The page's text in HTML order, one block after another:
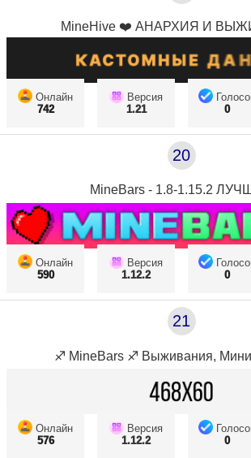
MineHive ❤️ АНАРХИЯ И
Онлайн
742
Версия
1.21
0
20
MineBars - 1.8-1.15.2
Онлайн
590
Версия
1.12.2
0
21
♐ MineBars ♐ Выживания,
Онлайн
576
Версия
1.12.2
0